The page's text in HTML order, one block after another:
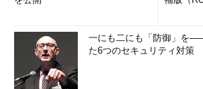
一にも二にも「防御」を
た6つのセキュリティ対策